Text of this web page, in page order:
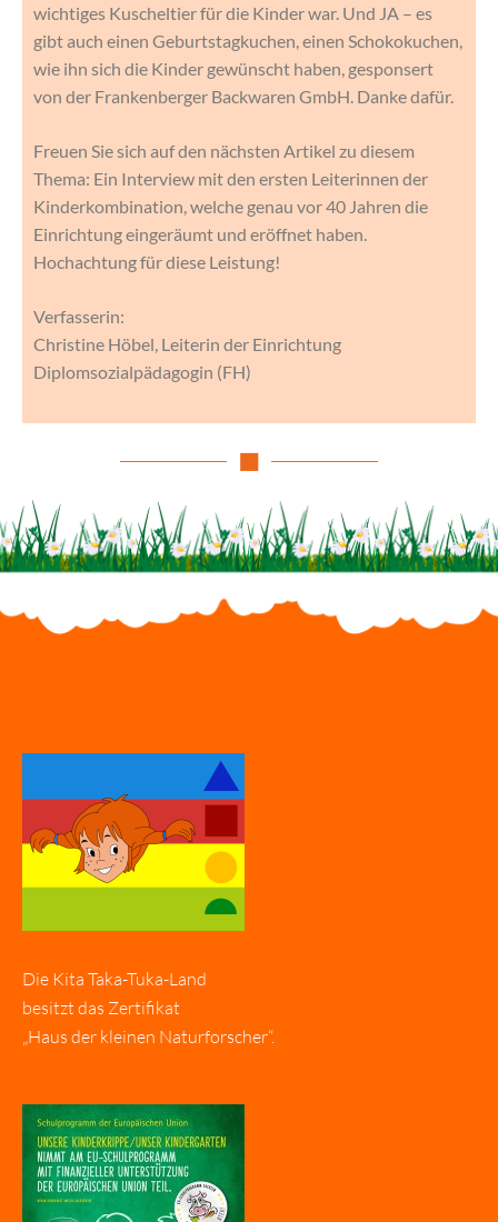
wichtiges Kuscheltier für die Kinder war. Und JA – es
gibt auch einen Geburtstagkuchen, einen Schokokuchen,
wie ihn sich die Kinder gewünscht haben, gesponsert
von der Frankenberger Backwaren GmbH. Danke dafür.
Freuen Sie sich auf den nächsten Artikel zu diesem
Thema: Ein Interview mit den ersten Leiterinnen der
Kinderkombination, welche genau vor 40 Jahren die
Einrichtung eingeräumt und eröffnet haben.
Hochachtung für diese Leistung!
Verfasserin:
Christine Höbel, Leiterin der Einrichtung
Diplomsozialpädagogin (FH)
Die Kita Taka-Tuka-Land
besitzt das Zertifikat
„Haus der kleinen Naturforscher“.